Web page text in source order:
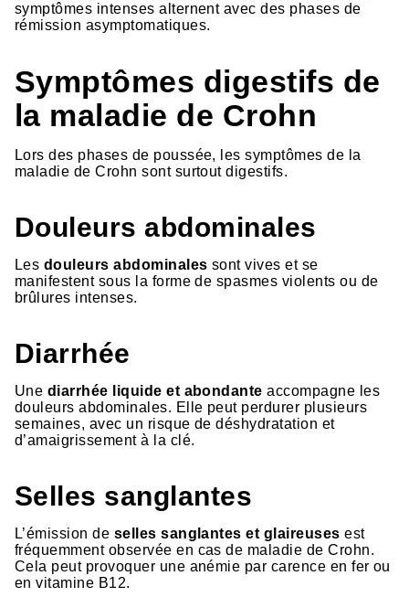
symptômes intenses alternent avec des phases de
rémission asymptomatiques.
Symptômes digestifs de
la maladie de Crohn
Lors des phases de poussée, les symptômes de la
maladie de Crohn sont surtout digestifs.
Douleurs abdominales
Les douleurs abdominales sont vives et se
manifestent sous la forme de spasmes violents ou de
brûlures intenses.
Diarrhée
Une diarrhée liquide et abondante accompagne les
douleurs abdominales. Elle peut perdurer plusieurs
semaines, avec un risque de déshydratation et
d’amaigrissement à la clé.
Selles sanglantes
L’émission de selles sanglantes et glaireuses est
fréquemment observée en cas de maladie de Crohn.
Cela peut provoquer une anémie par carence en fer ou
en vitamine B12.